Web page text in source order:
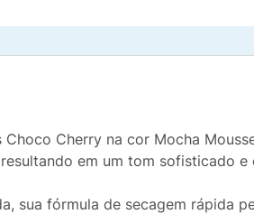
Cherry na cor Mocha
em um tom sofisticado e
sua fórmula de secagem rápida